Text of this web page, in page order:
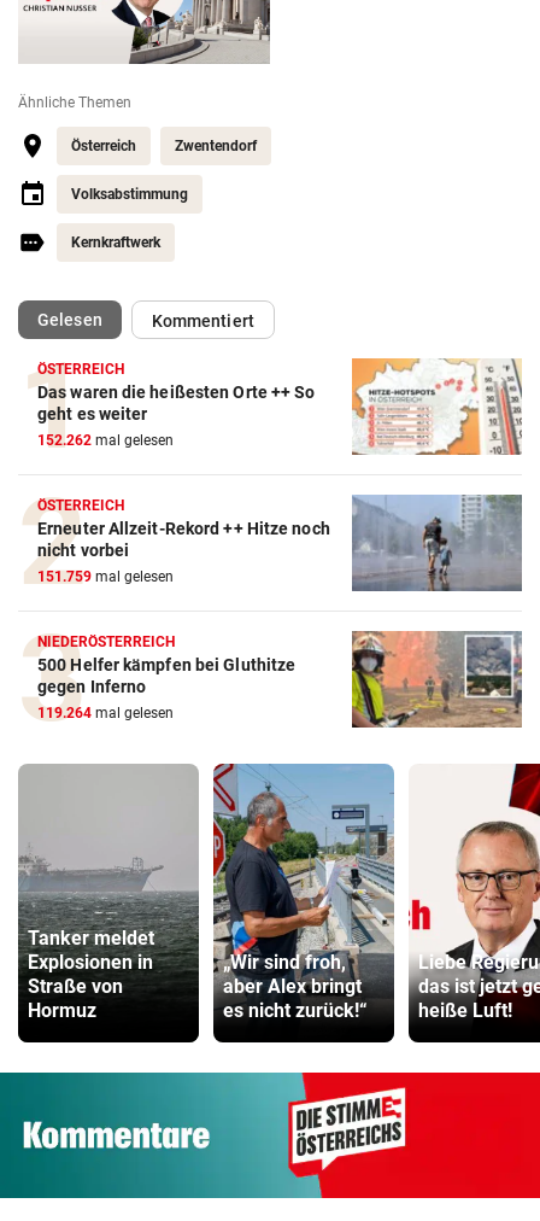
Ähnliche Themen
Österreich Zwentendorf
Volksabstimmung
Kernkraftwerk
Gelesen(ausgewählt)Kommentiert
ÖSTERREICH
Das waren die heißesten Orte ++ So
geht es weiter
152.262 mal gelesen
ÖSTERREICH
Erneuter Allzeit-Rekord ++ Hitze noch
nicht vorbei
151.759 mal gelesen
NIEDERÖSTERREICH
500 Helfer kämpfen bei Gluthitze
gegen Inferno
119.264 mal gelesen
Tanker meldet
Explosionen in
Straße von
Hormuz
„Wir sind froh,
aber Alex bringt
es nicht zurück!“
Liebe
das ist jetzt
heiße Luft!